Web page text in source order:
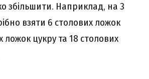
збільшити. Наприклад, на 3
взяти 6 столових ложок
ложок цукру та 18 столових